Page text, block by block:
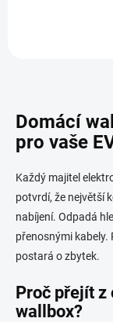
Domácí
pro vaše
Každý majitel
potvrdí, že největší
nabíjení. Odpadá
přenosnými kabely.
postará o zbytek.
Proč přejít z
wallbox?